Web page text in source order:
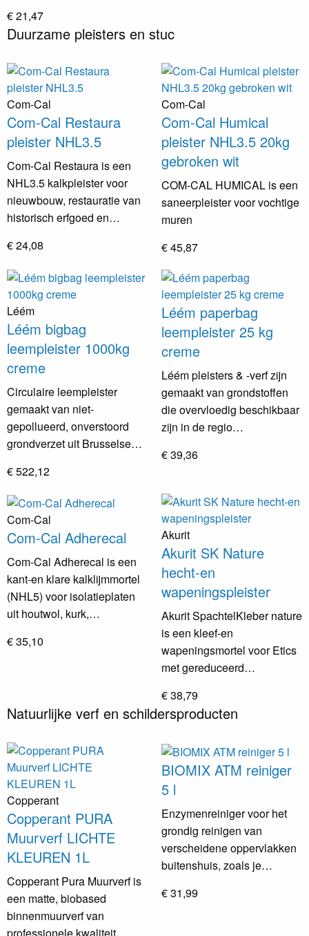
€ 21,47
Duurzame pleisters en stuc
Com-Cal
Com-Cal Restaura
pleister NHL3.5
Com-Cal Restaura is een
NHL3.5 kalkpleister voor
nieuwbouw, restauratie van
historisch erfgoed en…
€ 24,08
Com-Cal
Com-Cal Humical
pleister NHL3.5 20kg
gebroken wit
COM-CAL HUMICAL is een
saneerpleister voor vochtige
muren
€ 45,87
Léém
Léém bigbag
leempleister 1000kg
creme
Circulaire leempleister
gemaakt van niet-
gepollueerd, onverstoord
grondverzet uit Brusselse…
€ 522,12
Léém paperbag
leempleister 25 kg
creme
Léém pleisters & -verf zijn
gemaakt van grondstoffen
die overvloedig beschikbaar
zijn in de regio…
€ 39,36
Com-Cal
Com-Cal Adherecal
Com-Cal Adherecal is een
kant-en klare kalklijmmortel
(NHL5) voor isolatieplaten
uit houtwol, kurk,…
€ 35,10
Akurit
Akurit SK Nature
hecht-en
wapeningspleister
Akurit SpachtelKleber nature
is een kleef-en
wapeningsmortel voor Etics
met gereduceerd…
€ 38,79
Natuurlijke verf en schildersproducten
Copperant
Copperant PURA
Muurverf LICHTE
KLEUREN 1L
Copperant Pura Muurverf is
een matte, biobased
binnenmuurverf van
BIOMIX ATM reiniger
5 l
Enzymenreiniger voor het
grondig reinigen van
verscheidene oppervlakken
buitenshuis, zoals je…
€ 31,99